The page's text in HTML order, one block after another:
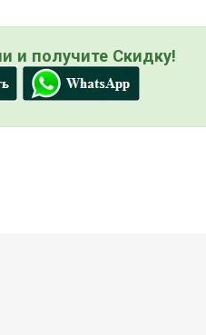
и получите Скидку!